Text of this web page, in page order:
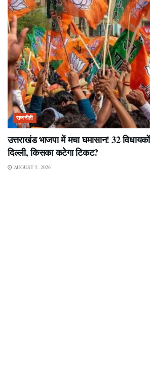
राजनीती
उत्तराखंड भाजपा में मचा घमासान! 32 विधायकों
दिल्ली, किसका कटेगा टिकट?
AUGUST 5, 2026